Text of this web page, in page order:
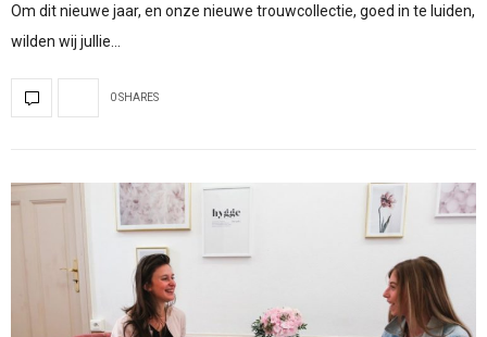
Om dit nieuwe jaar, en onze nieuwe trouwcollectie, goed in te luiden,
wilden wij jullie…
0 SHARES